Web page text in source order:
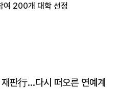
여 200개 대학 선정
재판行…다시 떠오른 연예계